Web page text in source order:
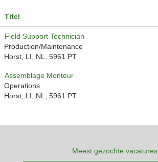
Titel
Field Support Technician
Production/Maintenance
Horst, LI, NL, 5961 PT
Assemblage Monteur
Operations
Horst, LI, NL, 5961 PT
Meest gezochte vacatures